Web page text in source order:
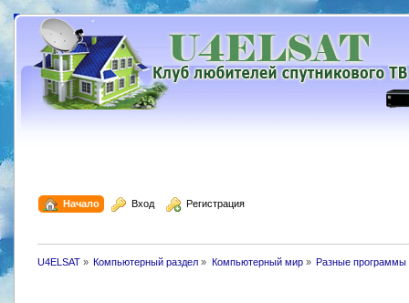
Начало Вход Регистрация
U4ELSAT» Компьютерный раздел » Компьютерный мир» Разные программы